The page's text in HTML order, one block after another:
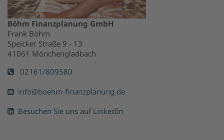
Böhm Finanzplanung GmbH
Frank Böhm
Speicker Straße 9 - 13
41061 Mönchengladbach
02161/809580
info@boehm-finanzplanung.de
Besuchen Sie uns auf LinkedIn